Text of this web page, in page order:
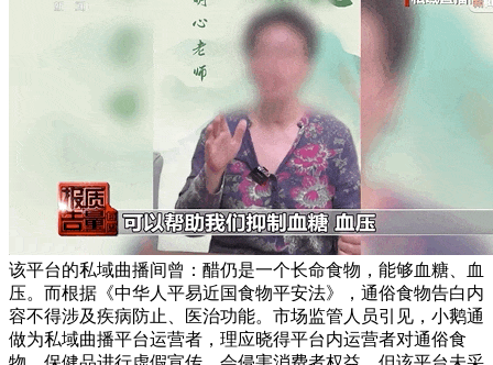
该平台的私域曲播间曾：醋仍是一个长命食物，能够血糖、血
压。而根据《中华人平易近国食物平安法》，通俗食物告白内
容不得涉及疾病防止、医治功能。市场监管人员引见，小鹅通
做为私域曲播平台运营者，理应晓得平台内运营者对通俗食